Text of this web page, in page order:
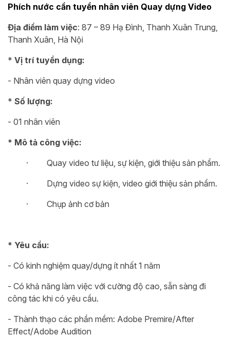
Phích nước cần tuyển nhân viên Quay dựng Video
Địa điểm làm việc: 87 – 89 Hạ Đình, Thanh Xuân Trung,
Thanh Xuân, Hà Nội
* Vị trí tuyển dụng:
- Nhân viên quay dựng video
* Số lượng:
- 01 nhân viên
* Mô tả công việc:
· Quay video tư liệu, sự kiện, giới thiệu sản phẩm.
· Dựng video sự kiện, video giới thiệu sản phẩm.
· Chụp ảnh cơ bản
* Yêu cầu:
- Có kinh nghiệm quay/dựng ít nhất 1 năm
- Có khả năng làm việc với cường độ cao, sẵn sàng đi
công tác khi có yêu cầu.
- Thành thạo các phần mềm: Adobe Premire/After
Effect/Adobe Audition